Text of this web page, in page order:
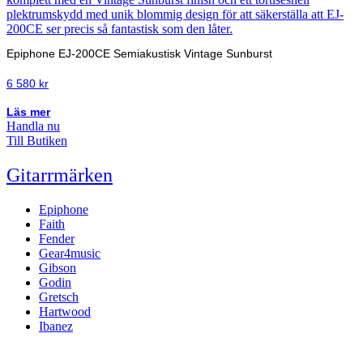
Epiphone EJ-200CE Semiakustisk Vintage Sunburst
6 580 kr
Läs mer
Handla nu
Till Butiken
Gitarrmärken
Epiphone
Faith
Fender
Gear4music
Gibson
Godin
Gretsch
Hartwood
Ibanez